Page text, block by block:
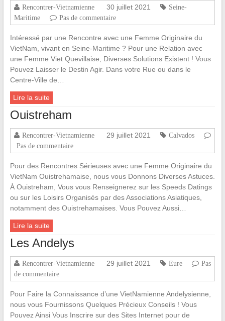
Rencontrer-Vietnamienne 30 juillet 2021
Seine-
Maritime
Pas de commentaire
Intéressé par une Rencontre avec une Femme Originaire du
VietNam, vivant en Seine-Maritime ? Pour une Relation avec
une Femme Viet Quevillaise, Diverses Solutions Existent ! Vous
Pouvez Laisser le Destin Agir. Dans votre Rue ou dans le
Centre-Ville de…
Lire la suite
Ouistreham
Rencontrer-Vietnamienne 29 juillet 2021
Calvados
Pas de commentaire
Pour des Rencontres Sérieuses avec une Femme Originaire du
VietNam Ouistrehamaise, nous vous Donnons Diverses Astuces.
À Ouistreham, Vous vous Renseignerez sur les Speeds Datings
ou sur les Loisirs Organisés par des Associations Asiatiques,
notamment des Ouistrehamaises. Vous Pouvez Aussi…
Lire la suite
Les Andelys
Rencontrer-Vietnamienne 29 juillet 2021 Eure
Pas
de commentaire
Pour Faire la Connaissance d’une VietNamienne Andelysienne,
nous vous Fournissons Quelques Précieux Conseils ! Vous
Pouvez Ainsi Vous Inscrire sur des Sites Internet pour de